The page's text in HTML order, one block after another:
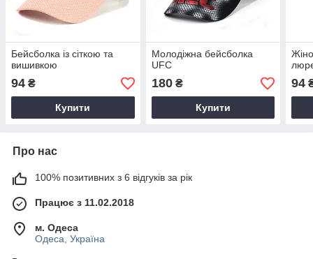
Бейсболка із сіткою та
вишивкою
94 ₴
Купити
Молодіжна бейсболка
UFC
180₴
Купити
94
Про нас
100% позитивних з 6 відгуків за рік
Працює з 11.02.2018
м. Одеса
Одеса, Україна